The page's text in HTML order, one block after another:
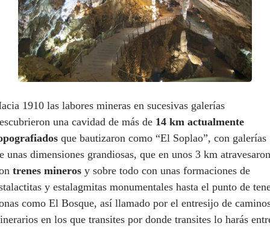
1910 las labores mineras en sucesivas galerías
una cavidad de más de 14 km actualmente
que bautizaron como “El Soplao”, con galerías
unas dimensiones grandiosas, que en unos 3 km atravesaron
trenes mineros y sobre todo con unas formaciones de
y estalagmitas monumentales hasta el punto de
como El Bosque, así llamado por el entresijo de
en los que transites por donde transites lo harás